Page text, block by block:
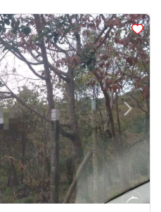
arrow_forward_iosNext